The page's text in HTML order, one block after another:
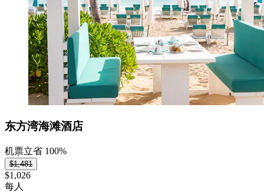
东方湾海滩酒店
机票立省 100%
$1,481
$1,026
每人